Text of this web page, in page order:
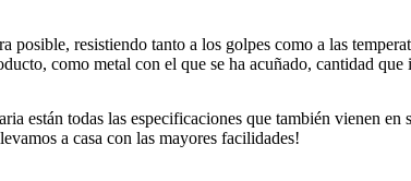
resistiendo tanto a los golpes como a las
como metal con el que se ha acuñado, cantidad
están todas las especificaciones que también vienen
a casa con las mayores facilidades!